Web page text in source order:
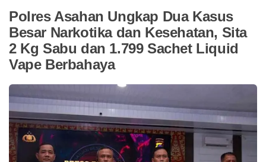
Polres Asahan Ungkap Dua Kasus
Besar Narkotika dan Kesehatan, Sita
2 Kg Sabu dan 1.799 Sachet Liquid
Vape Berbahaya